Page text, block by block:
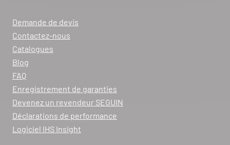
357 AVENUE DE MONTRICHER
LA FARE LES OLIVIERS 13580
Itinéraire
Tél : 04 90 90 43 62
Voir la fiche revendeur
VOIR LE SITE CONTACTER
Demande de devis
Contactez-nous
Catalogues
Blog
FAQ
Enregistrement de garanties
Devenez un revendeur SEGUIN
Déclarations de performance
Logiciel IHS Insight